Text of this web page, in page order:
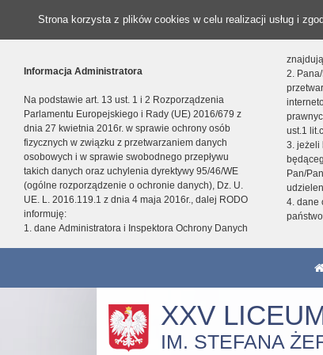
Strona korzysta z plików cookies w celu realizacji usług i
Informacja Administratora
Na podstawie art. 13 ust. 1 i 2 Rozporządzenia
Parlamentu Europejskiego i Rady (UE) 2016/679 z
dnia 27 kwietnia 2016r. w sprawie ochrony osób
fizycznych w związku z przetwarzaniem danych
osobowych i w sprawie swobodnego przepływu
takich danych oraz uchylenia dyrektywy 95/46/WE
(ogólne rozporządzenie o ochronie danych), Dz. U.
UE. L. 2016.119.1 z dnia 4 maja 2016r., dalej RODO
informuję:
1. dane Administratora i Inspektora Ochrony Danych
2.
ust.1
3. jeżeli
Pan/
4. dane
XXV
IM. STEFANA